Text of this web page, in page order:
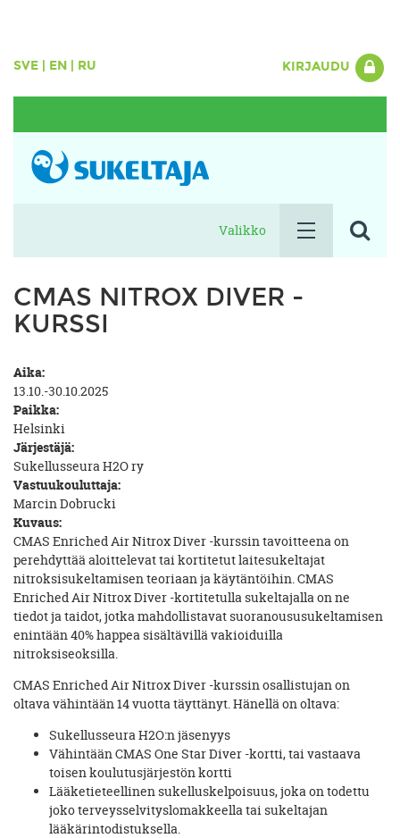
SVE EN RU KIRJAUDU
Valikko
CMAS NITROX DIVER -
KURSSI
Aika:
13.10.-30.10.2025
Paikka:
Helsinki
Järjestäjä:
Sukellusseura H2O ry
Vastuukouluttaja:
Marcin Dobrucki
Kuvaus:
CMAS Enriched Air Nitrox Diver -kurssin tavoitteena on
perehdyttää aloittelevat tai kortitetut laitesukeltajat
nitroksisukeltamisen teoriaan ja käytäntöihin. CMAS
Enriched Air Nitrox Diver -kortitetulla sukeltajalla on ne
tiedot ja taidot, jotka mahdollistavat suoranoususukeltamisen
enintään 40% happea sisältävillä vakioiduilla
nitroksiseoksilla.
CMAS Enriched Air Nitrox Diver -kurssin osallistujan on
oltava vähintään 14 vuotta täyttänyt. Hänellä on oltava:
Sukellusseura H2O:n jäsenyys
Vähintään CMAS One Star Diver -kortti, tai vastaava
toisen koulutusjärjestön kortti
Lääketieteellinen sukelluskelpoisuus, joka on todettu
joko terveysselvityslomakkeella tai sukeltajan
lääkärintodistuksella.